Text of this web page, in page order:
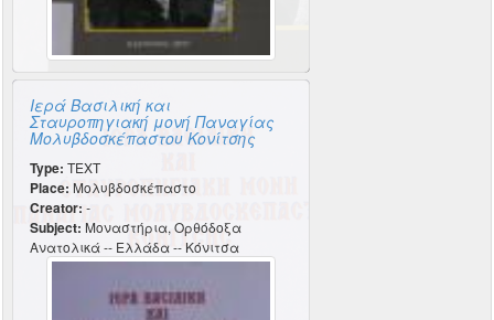
Ιερά Βασιλική και
Σταυροπηγιακή μονή Παναγίας
Μολυβδοσκέπαστου Κονίτσης
Type: TEXT
Place: Μολυβδοσκέπαστο
Creator: -
Subject: Μοναστήρια, Ορθόδοξα
Ανατολικά -- Ελλάδα -- Κόνιτσα